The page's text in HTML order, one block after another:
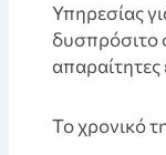
Υπηρεσίας
δυσπρόσιτο
Το χρονικό